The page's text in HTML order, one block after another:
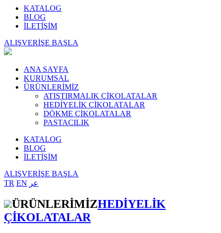
KATALOG
BLOG
İLETİŞİM
ALIŞVERİŞE BAŞLA
ANA SAYFA
KURUMSAL
ÜRÜNLERİMİZ
ATIŞTIRMALIK ÇİKOLATALAR
HEDİYELİK ÇİKOLATALAR
DÖKME ÇİKOLATALAR
PASTACILIK
KATALOG
BLOG
İLETİŞİM
ALIŞVERİŞE BAŞLA
TR EN عر
ÜRÜNLERİMİZHEDİYELİK
ÇİKOLATALAR